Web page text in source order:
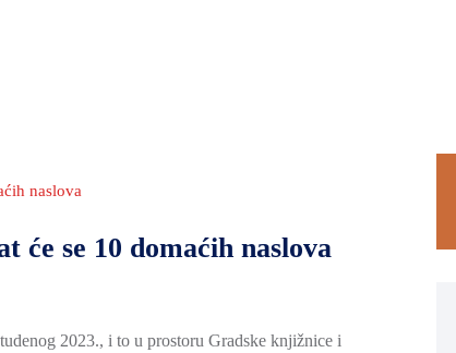
naslova
će se 10 domaćih naslova
2023., i to u prostoru Gradske knjižnice i